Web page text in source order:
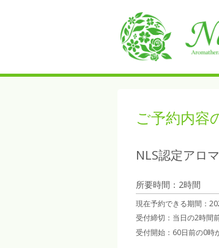
ご予約内容
NLS認定アロ
所要時間：2時間
現在予約できる期間：
受付締切： 当日の2時間
受付開始： 60日前の0時